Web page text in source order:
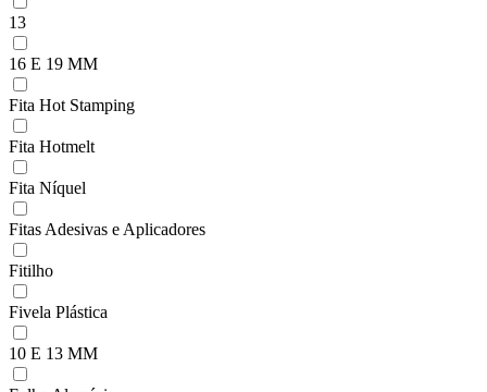
13
16 E 19 MM
Fita Hot Stamping
Fita Hotmelt
Fita Níquel
Fitas Adesivas e Aplicadores
Fitilho
Fivela Plástica
10 E 13 MM